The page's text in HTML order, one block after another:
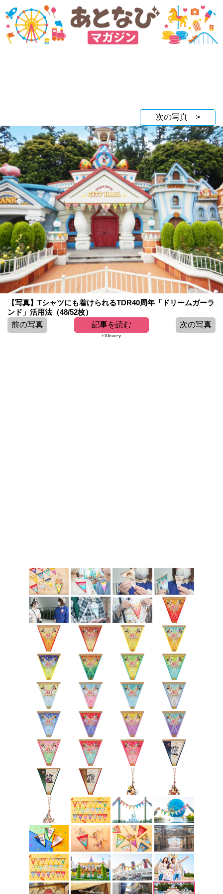
次の写真 >
【写真】Tシャツにも着けられるTDR40周年「ドリームガーラ
ンド」活用法（48/52枚）
前の写真
記事を読む 次の写真
©Disney